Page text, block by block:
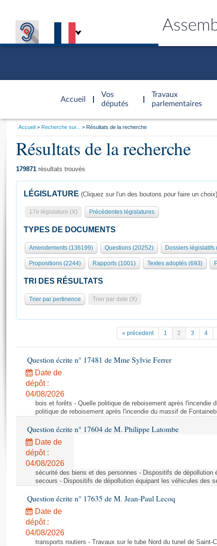
Accueil
d'accueil
Vos
députés
Travaux
parlementaires
Présidence
577 députés
Groupes politiques
Séance publique
Commissions et autres organes
Europe et International
Pétitions
Projets de loi
Propositions de loi
Amendements
Textes adoptés
Rapports législatifs
Rapports sur l'application des lois
Baromètre de l’application des lois
Dossiers législatifs
Budget et sécurité sociale
Questions écrites et orales
Comptes rendus des débats
Général
Rôle et pouvoirs de l'Assemblée
Organisation de l'Assemblée
Présidence Conférence des Présidents Bureau Collège des
Statistiques et chiffres clés
( Constitution | Règlement de l'Assemblée ... )
Histoire
Juniors
Anciennes législatures
Visiter l'Assemblée
Visite virtuelle du palais Bourbon
Assister à une séance
Contacts et plan d'accès
Photos libres de droit
Vous
Accueil Recherche sur... Résultats de la recherche
Résultats de la recherche
179871 résultats trouvés
LÉGISLATURE (Cliquez sur l'un des boutons pour faire un choix)
17e législature (X) Précédentes législatures
TYPES DE DOCUMENTS
Amendements (136199) Questions (20252) Dossiers législatifs
Propositions (2244) Rapports (1001) Textes adoptés (693)
TRI DES RÉSULTATS
Trier par pertinence Trier par date (X)
« précedent 1 2 3 4
Question écrite n° 17481 de Mme Sylvie Ferrer
Date de
dépôt :
04/08/2026
bois et forêts - Quelle politique de reboisement après l'incendie
politique de reboisement après l'incendie du massif de
Question écrite n° 17604 de M. Philippe Latombe
Date de
dépôt :
04/08/2026
sécurité des biens et des personnes - Dispositifs de
secours - Dispositifs de dépollution équipant les véhicules des
Question écrite n° 17635 de M. Jean-Paul Lecoq
Date de
dépôt :
04/08/2026
transports routiers - Travaux sur le tube Nord du tunel de Saint-